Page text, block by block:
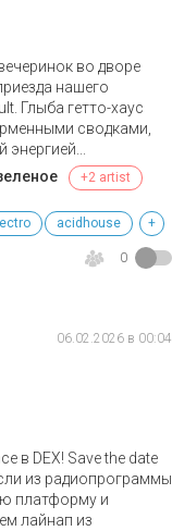
во дворе
нашего
Глыба гетто-хаус
сводками,
+2 artist
acidhouse +
0
06.02.2026 в 00:04
в DEX! Save the date
из радиопрограммы
платформу и
лайнап из